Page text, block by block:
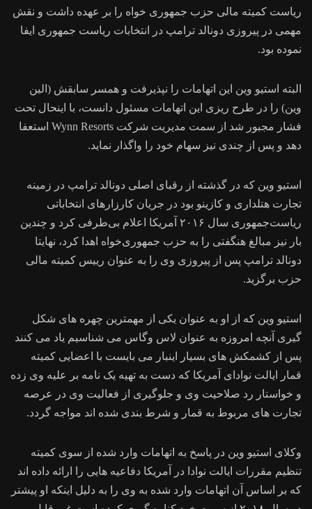
ریاست کمیته مالی حزب جمهوری خواه را بر عهده داشت و نقش
مهمی در پیروزی دونالد ترامپ در انتخابات ریاست جمهوری ایفا
نموده بود.
البته استیو وین این اتهامات را نپذیرفت و همسر سابقش (الین
وین) را در طرح ریزی این اتهامات مسئول دانست، با اینحال تحت
فشار مجبور شد از سمت مدیریت شرکت Wynn Resorts استعفا
دهد و پس از چندی نیز سهام خود را واگذار نماید.
استیو وین که در گذشته از رقبای اصلی دونالد ترامپ در زمینه
تجارت هتلداری و کازینو بود در جریان کارزارهای انتخاباتی
ریاست‌جمهوری سال ۲۰۱۶ آمریکا اعلام بی‌طرفی کرد و چندین
بار نیز مبالغ هنگفتی را به حزب جمهوری‌‌خواه اهدا کرد، نهایتا
دونالد ترامپ پس از پیروزی وی را به عنوان رییس کمیته مالی
حزب برگزید.
استیو وین که از او به عنوان یکی از مهمترین چهره های شکل
گیری آنچه امروزه به عنوان لاس وگاس می شناسیم یاد می کنند
پس از کشمکش های بسیار اینبار می بایست با اعضایی کمیته
قمار ایالت نوادای آمریکا که دست به تهیه یک نامه بر علیه وی زده
و خواستار رد صلاحیت وی و جلوگیری از فعالیت وی در عرصه
تجارت های مربوط به قمار و شرط بندی شده اند مواجه گردد.
وکلای استیو وین در پاسخ به اتهامات وارد شده از سوی کمیته
تنظیم مقررات ایالت نوادا در آمریکا دفاعیه هایی را ارائه داده اند
که بر اساس آن اتهامات وارد شده به وی را به دلیل اینکه او پیشتر